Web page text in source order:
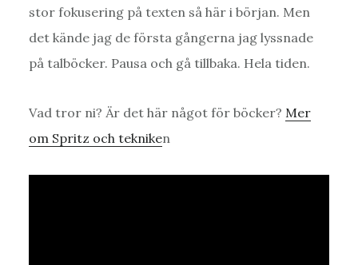
stor fokusering på texten så här i början. Men
det kände jag de första gångerna jag lyssnade
på talböcker. Pausa och gå tillbaka. Hela tiden.
Vad tror ni? Är det här något för böcker? Mer
om Spritz och tekniken